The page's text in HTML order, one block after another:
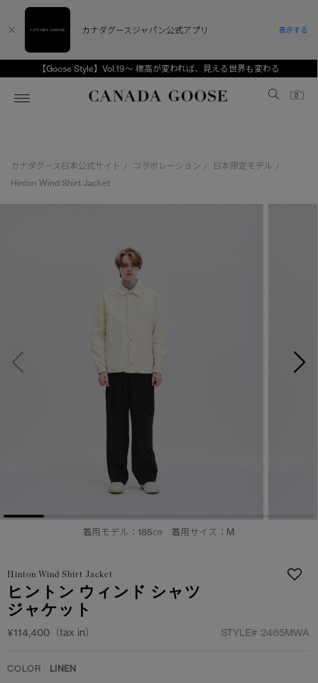
【Goose Style】Vol.19～ 標高が変われば、見える世界も変わる
Canada Goose
0
スノーグース
スプリングコレクション
ウィメンズ TOP
FW26コレクション
サマー 26 コレクション
サマー 26 コレクションLOOK
日本限定モデル
スノーグース
メイドインジャパンTシャツ
アウターウェア
アパレル
アクセサリー
コレクション
メンズ TOP
FW26コレクション
サマー 26 コレクション
サマー 26 コレクションLOOK
日本限定モデル
スノーグース
メイドインジャパンTシャツ
アウターウェア
アパレル
アクセサリー
コレクション
キッズ TOP
ユース（6＋歳)
コレクション
CANADA GOOSE Generationsは、アウター
ウェアの下取り・再販を通じて、長く愛される製
品の価値を受け継いでいきます。
アーカイブの希少なピースもご覧いただけます。
カナダグース日本公式サイト / コラボレーション / 日本限定モデル /
Hinton Wind Shirt Jacket
着用モデル：185㎝ 着用サイズ：M
Hinton Wind Shirt Jacket
ヒントン ウィンド シャツ
ジャケット
¥114,400（tax in） STYLE# 2465MWA
COLOR LINEN
カナダグースジャパン公式アプリ 表示する